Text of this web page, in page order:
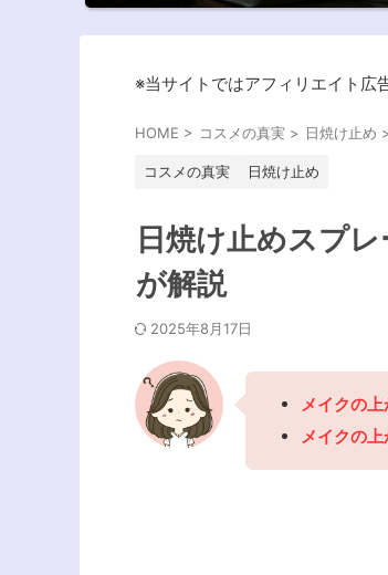
※当サイトではアフィリエイト広
HOME > コスメの真実 > 日焼け止め
コスメの真実 日焼け止め
日焼け止めスプ
が解説
2025年8月17日
メイクの上
メイクの上